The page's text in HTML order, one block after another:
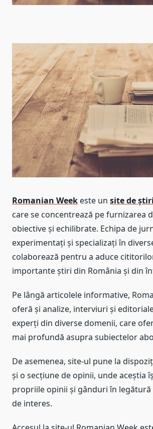
Romanian Week este un site de
care se concentrează pe furnizarea
obiective și echilibrate. Echipa de
experimentați și specializați în
colaborează pentru a aduce
importante știri din România și din
Pe lângă articolele informative,
oferă și analize, interviuri și
experți din diverse domenii, care
mai profundă asupra subiectelor
De asemenea, site-ul pune la
și o secțiune de opinii, unde aceștia
propriile opinii și gânduri în legătură
de interes.